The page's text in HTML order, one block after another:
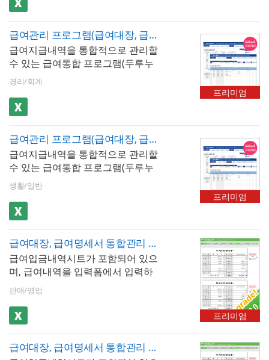
일 내 [최신 업데이트]버튼을 클릭하
면 매년 개정되는 4대보험요율 및
근로소득간이세액표가 자동 업데이
트 됩니다. ※ 프로그램 규격 : MS오
피스 엑셀 2007이상 ※ 프로그램 구
성 : 회사정보, 사원정보, 급여입력,
급여대장, 급여명세서, 급여입금내
역, 급여통계관리, 증명서발행(재직
서, 경력증명서, 퇴직증명서 자동 발
신 업데이트]버튼을 클릭하면 매년
개정되는 4대보험요율 및 근로소득
간이세액표가 자동 업데이트 됩니
다. ※ 프로그램 규격 : MS오피스 엑
사정보, 사원정보, 급여입력, 급여대
장, 급여명세서, 급여입금내역, 급여
통계관리, 증명서발행(재직증명서,
경력증명서, 퇴직증명서)
험이 자동계산(근로소득세, 지방소
험, 장기요양보험)되며, [사원정보]
시트 내 기준소득월액 입력 시 국민
연금이 해당 금액을 기준으로 자동
계산됩니다. 급여지급항목 및 공제
습니다. 저장된 급여내역은 급여대
장, 급여명세서, 급여입금내역서 시
다. 사원 정보를 바탕으로 재직증명
서, 경력증명서, 퇴직증명서 자동 발
급이 가능합니다. 엑셀 파일 내 [최
신 업데이트]버튼을 클릭하면 매년
간이세액표가 자동 업데이트 됩니
다. ※ 프로그램 규격 : MS오피스 엑
셀 2007이상 ※ 프로그램 구성 : 회
사정보, 사원정보, 급여입력, 급여대
장, 급여명세서, 급여입금내역, 급여
통계관리, 증명서발행(재직증명서,
경력증명서, 퇴직증명서)
급여관리 프로그램(급여대장, 급여명세서, 급여입금내역서, 재직증명서, 퇴직증명서)(두루누리적용)
급여지급내역을 통합적으로 관리할
수 있는 급여통합 프로그램(두루누
리,10인미만)입니다. 급여내역을 월
별로 입력, 저장, 검색할 수 있습니
다. 두루누리 사회보험이 적용된 급
여서식으로 월소득이 270만원 미만
금]이 80 할인된 금액으로 계산되
며, 예술인의 경우 고용보험을 80 할
인된 금액으로 계산할 수 있습니다.
4대보험이 자동계산(소득세,주민세,
요양보험)되고, 급여지급항목 및 공
제항목은 최대 20개까지 추가할 수
경리/회계
프리미엄
급여관리 프로그램(급여대장, 급여명세서, 급여입금내역서, 재직증명서, 퇴직증명서)(두루누리적용)
급여지급내역을 통합적으로 관리할
수 있는 급여통합 프로그램(두루누
리,10인미만)입니다. 급여내역을 월
별로 입력, 저장, 검색할 수 있습니
다. 두루누리 사회보험이 적용된 급
여서식으로 월소득이 270만원 미만
금]이 80 할인된 금액으로 계산되
며, 예술인의 경우 고용보험을 80 할
인된 금액으로 계산할 수 있습니다.
4대보험이 자동계산(소득세,주민세,
요양보험)되고, 급여지급항목 및 공
제항목은 최대 20개까지 추가할 수
생활/일반
프리미엄
급여대장, 급여명세서 통합관리 서식
급여입금내역시트가 포함되어 있으
며, 급여내역을 입력폼에서 입력하
면 급여대장과 급여명세서를 출력
할 수 있으며 월별로 급여 내역을 누
적하여 1년의 급여현황을 확인 및
관리할 수 있는 자동화 서식입니다.
판매/영업
프리미엄
급여대장, 급여명세서 통합관리 서식